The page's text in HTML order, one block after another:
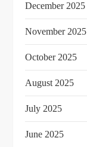
December 2025
November 2025
October 2025
August 2025
July 2025
June 2025